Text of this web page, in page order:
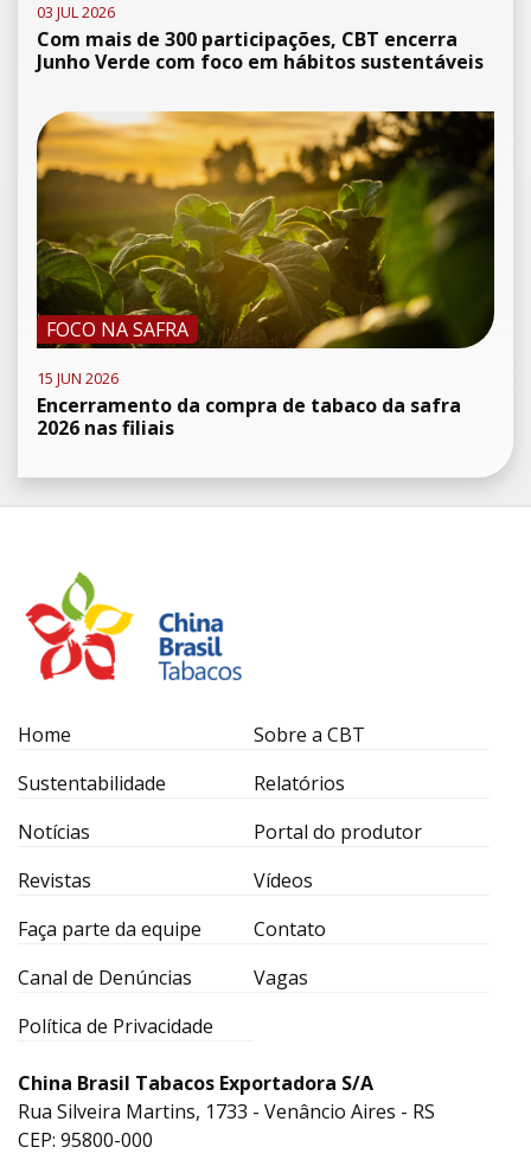
03 JUL 2026
Com mais de 300 participações, CBT encerra
Junho Verde com foco em hábitos sustentáveis
FOCO NA SAFRA
15 JUN 2026
Encerramento da compra de tabaco da safra
2026 nas filiais
Home
Sobre a CBT
Sustentabilidade
Relatórios
Notícias
Portal do produtor
Revistas
Vídeos
Faça parte da equipe
Contato
Canal de Denúncias
Vagas
Política de Privacidade
China Brasil Tabacos Exportadora S/A
Rua Silveira Martins, 1733 - Venâncio Aires - RS
CEP: 95800-000